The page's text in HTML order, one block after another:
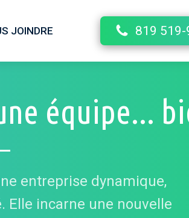
JOINDRE 819 519-
équipe...
entreprise dynamique,
Elle incarne une nouvelle